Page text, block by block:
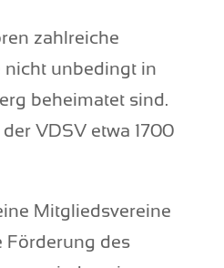
zahlreiche
nicht unbedingt in
beheimatet sind.
VDSV etwa 1700
Mitgliedsvereine
Förderung des